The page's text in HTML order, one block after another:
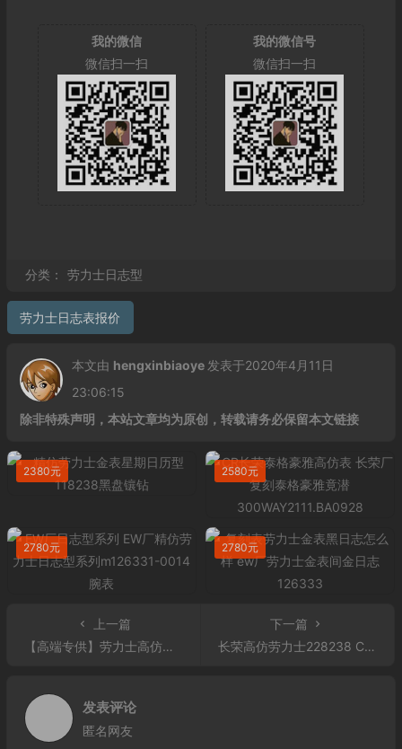
我的微信
微信扫一扫
我的微信号
微信扫一扫
分类： 劳力士日志型
劳力士日志表报价
本文由 hengxinbiaoye 发表于2020年4月11日
23:06:15
除非特殊声明，本站文章均为原创，转载请务必保留本文链接
2380元 2580元
2780元 2780元
上一篇
【高端专供】劳力士高仿表(ROLEX)海使型系列116660-98210 水鬼王蓝盘 男士自动机械表 大表盘腕表
下一篇
长荣高仿劳力士228238 CR高仿长荣厂劳力士星期日历型228238 40毫米
发表评论
匿名网友